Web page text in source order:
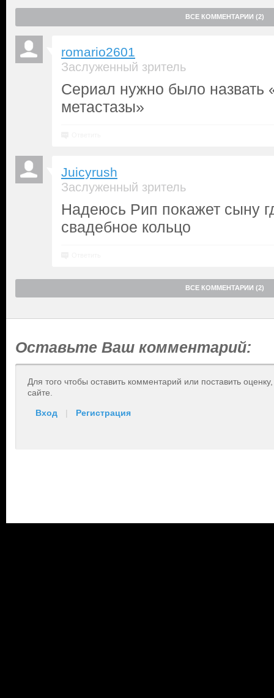
ВСЕ КОММЕНТАРИИ (2)
romario2601
Заслуженный зритель
Сериал нужно было назвать
метастазы»
Juicyrush
Заслуженный зритель
Надеюсь Рип покажет сыну
свадебное кольцо
ВСЕ КОММЕНТАРИИ (2)
Оставьте Ваш комментарий:
Для того чтобы оставить комментарий или поставить
сайте.
Вход | Регистрация